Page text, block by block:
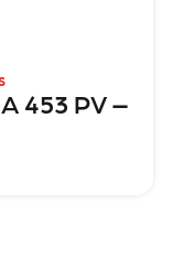
453 PV –